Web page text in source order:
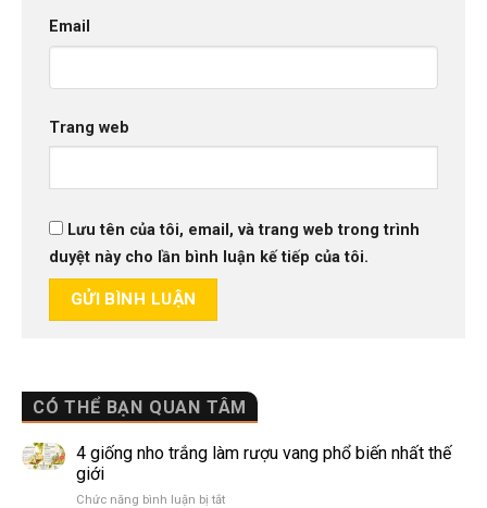
CÓ THỂ BẠN QUAN TÂM
4 giống nho trắng làm rượu vang phổ biến nhất thế
giới
Chức năng bình luận bị tắtở
Email
Trang web
Lưu tên của tôi, email, và trang web trong trình
duyệt này cho lần bình luận kế tiếp của tôi.